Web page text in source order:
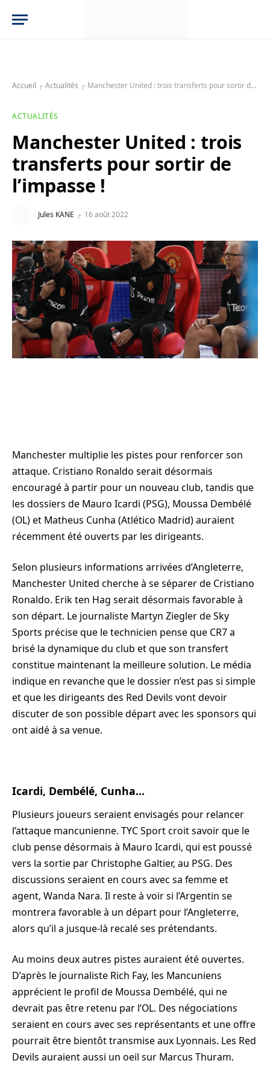
Accueil ┌Actualités ┌ Manchester United : trois transferts pour sortir de l’impasse !
ACTUALITÉS
Manchester United : trois
transferts pour sortir de
l’impasse !
Jules KANE 16 août 2022
Manchester multiplie les pistes pour renforcer son
attaque. Cristiano Ronaldo serait désormais
encouragé à partir pour un nouveau club, tandis que
les dossiers de Mauro Icardi (PSG), Moussa Dembélé
(OL) et Matheus Cunha (Atlético Madrid) auraient
récemment été ouverts par les dirigeants.
Selon plusieurs informations arrivées d’Angleterre,
Manchester United cherche à se séparer de Cristiano
Ronaldo. Erik ten Hag serait désormais favorable à
son départ. Le journaliste Martyn Ziegler de Sky
Sports précise que le technicien pense que CR7 a
brisé la dynamique du club et que son transfert
constitue maintenant la meilleure solution. Le média
indique en revanche que le dossier n’est pas si simple
et que les dirigeants des Red Devils vont devoir
discuter de son possible départ avec les sponsors qui
ont aidé à sa venue.
Icardi, Dembélé, Cunha…
Plusieurs joueurs seraient envisagés pour relancer
l’attaque mancunienne. TYC Sport croit savoir que le
club pense désormais à Mauro Icardi, qui est poussé
vers la sortie par Christophe Galtier, au PSG. Des
discussions seraient en cours avec sa femme et
agent, Wanda Nara. Il reste à voir si l’Argentin se
montrera favorable à un départ pour l’Angleterre,
alors qu’il a jusque-là recalé ses prétendants.
Au moins deux autres pistes auraient été ouvertes.
D’après le journaliste Rich Fay, les Mancuniens
apprécient le profil de Moussa Dembélé, qui ne
devrait pas être retenu par l’OL. Des négociations
seraient en cours avec ses représentants et une offre
pourrait être bientôt transmise aux Lyonnais. Les Red
Devils auraient aussi un oeil sur Marcus Thuram.